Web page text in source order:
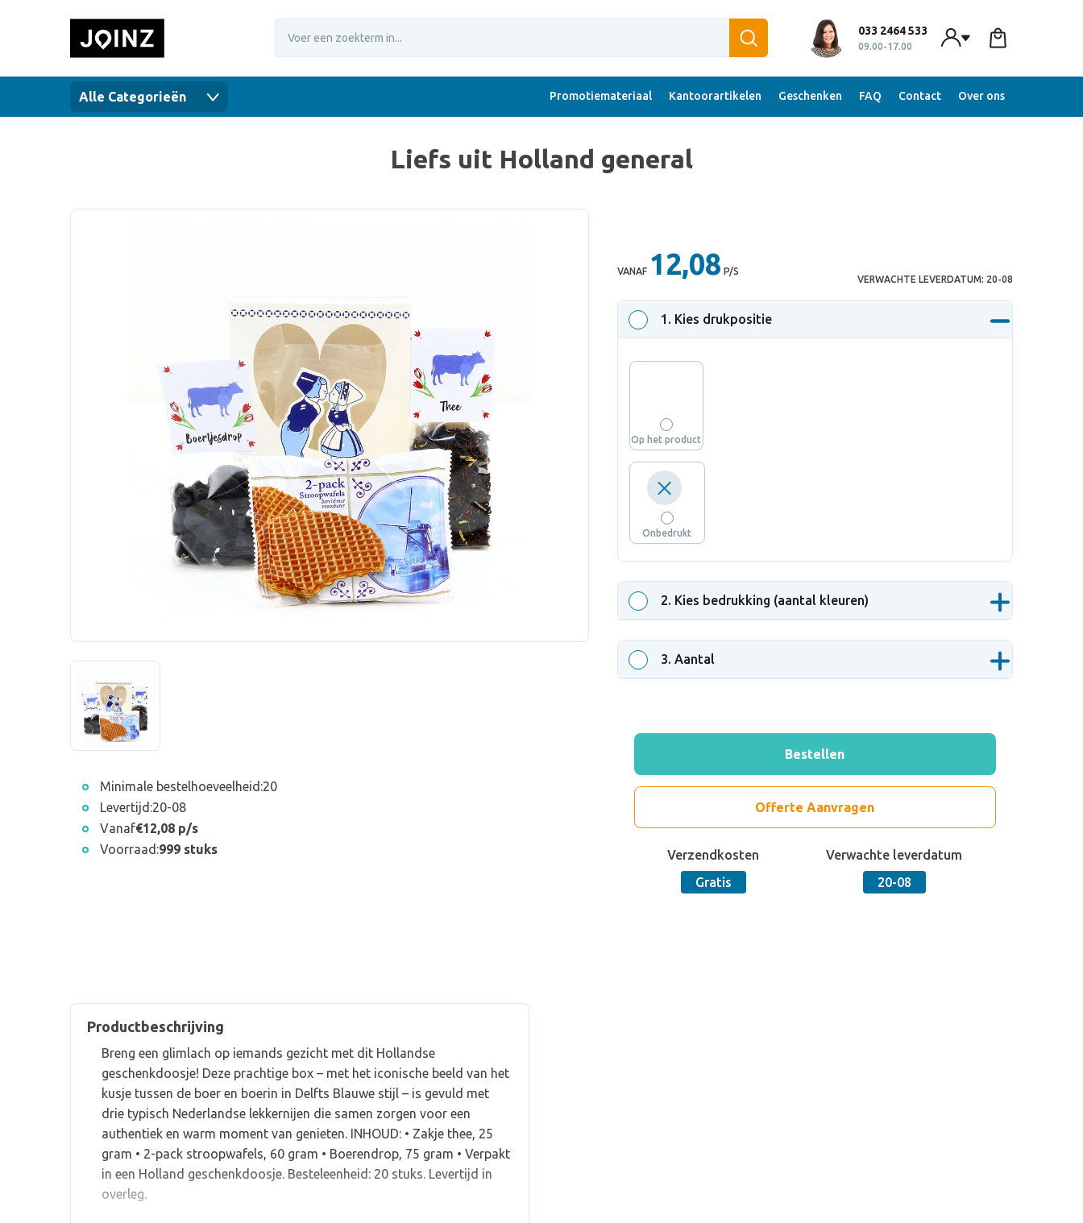
033 2464 533
09.00-17.00
Alle Categorieën Promotiemateriaal Kantoorartikelen Geschenken FAQ Contact Over ons
Liefs uit Holland general
Minimale bestelhoeveelheid:20
Levertijd:20-08
Vanaf€12,08 p/s
Voorraad:999 stuks
VANAF 12,08 P/S
VERWACHTE LEVERDATUM: 20-08
1 . Kies drukpositie
Op het product
Onbedrukt
2. Kies bedrukking (aantal kleuren)
3. Aantal
Bestellen
Offerte Aanvragen
Verzendkosten
Gratis
Verwachte leverdatum
20-08
Productbeschrijving
Breng een glimlach op iemands gezicht met dit Hollandse
geschenkdoosje! Deze prachtige box – met het iconische beeld van het
kusje tussen de boer en boerin in Delfts Blauwe stijl – is gevuld met
drie typisch Nederlandse lekkernijen die samen zorgen voor een
authentiek en warm moment van genieten. INHOUD: • Zakje thee, 25
gram • 2-pack stroopwafels, 60 gram • Boerendrop, 75 gram • Verpakt
in een Holland geschenkdoosje. Besteleenheid: 20 stuks. Levertijd in
overleg.